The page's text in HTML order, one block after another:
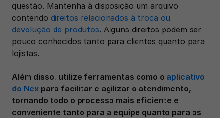
questão. Mantenha à disposição um arquivo
contendo direitos relacionados à troca ou
devolução de produtos. Alguns direitos podem ser
pouco conhecidos tanto para clientes quanto para
lojistas.
Além disso, utilize ferramentas como o aplicativo
do Nex para facilitar e agilizar o atendimento,
tornando todo o processo mais eficiente e
conveniente tanto para a equipe quanto para os